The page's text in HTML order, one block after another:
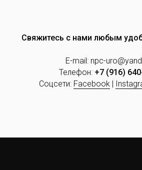
Свяжитесь с нами любым
E-mail: npc-
Телефон: +7 (916)
Соцсети: Facebook|